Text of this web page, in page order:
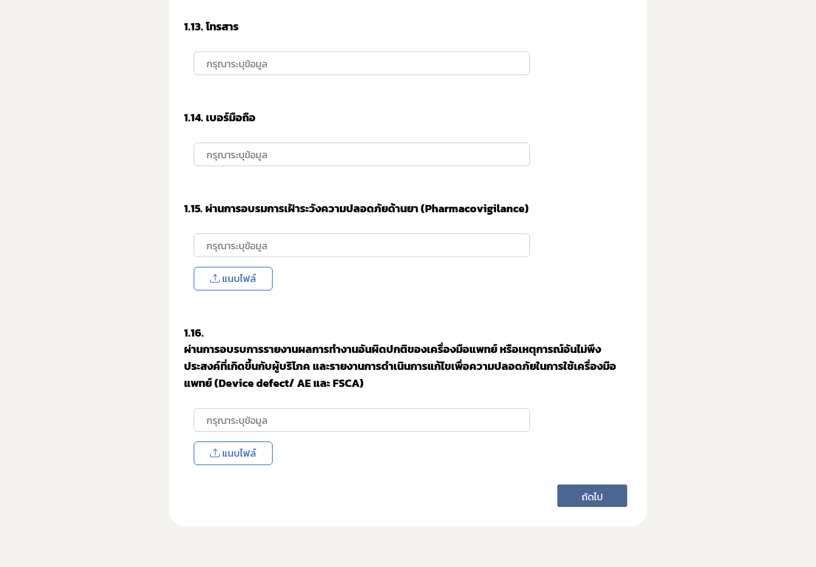
1.13.โทรสาร
1.14.เบอร์มือถือ
1.15.ผ่านการอบรมการเฝ้าระวังความปลอดภัยด้านยา (Pharmacovigilance)
แนบไฟล์
1.16.
ผ่านการอบรบการรายงานผลการทำงานอันผิดปกติของเครื่องมือแพทย์ หรือเหตุการณ์อันไม่พึง
ประสงค์ที่เกิดขึ้นกับผู้บริโภค และรายงานการดำเนินการแก้ไขเพื่อความปลอดภัยในการใช้เครื่องมือ
แพทย์ (Device defect/ AE และ FSCA)
แนบไฟล์
ถัดไป